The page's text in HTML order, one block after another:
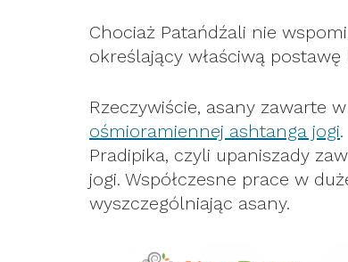
Chociaż Patańdźali nie
określający właściwą
Rzeczywiście, asany zawarte
ośmioramiennej ashtanga jogi
Pradipika, czyli upaniszady
jogi. Współczesne prace w
wyszczególniając asany.